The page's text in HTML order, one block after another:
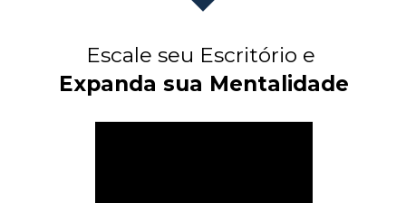
Expanda sua Mentalidade